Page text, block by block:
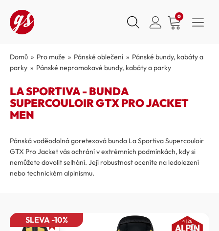
0
Domů » Pro muže » Pánské oblečení » Pánské bundy, kabáty a
parky » Pánské nepromokavé bundy, kabáty a parky
LA SPORTIVA - BUNDA
SUPERCOULOIR GTX PRO JACKET
MEN
Pánská voděodolná goretexová bunda La Sportiva Supercouloir
GTX Pro Jacket vás ochrání v extrémních podmínkách, kdy si
nemůžete dovolit selhání. Její robustnost oceníte na ledolezení
nebo technickém alpinismu.
SLEVA -10%